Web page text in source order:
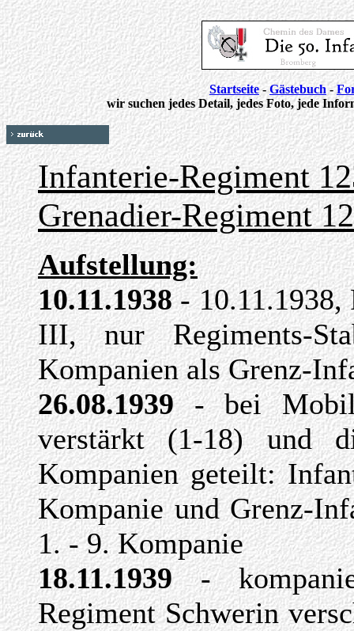
Startseite-Gästebuch-
wir suchen jedes Detail, jedes Foto, jede
Infanterie-Regiment
Grenadier-Regiment
Aufstellung:
10.11.1938- 10.11.1938,
III, nur Regiments-
Kompanien als Grenz-
26.08.1939- bei
verstärkt (1-18) und
Kompanien geteilt:
Kompanie und Grenz-
1. - 9. Kompanie
18.11.1939-
Regiment Schwerin